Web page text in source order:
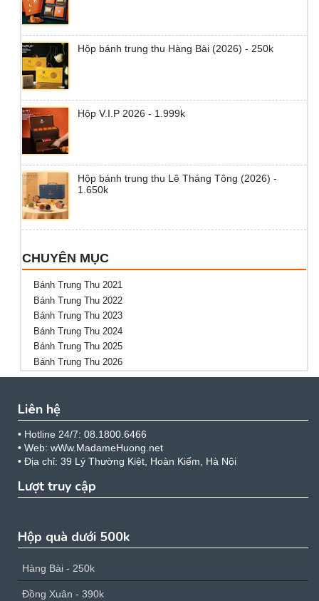
Hộp bánh trung thu Hàng Bài (2026) - 250k
Hộp V.I.P 2026 - 1.999k
Hộp bánh trung thu Lê Tháng Tông (2026) -
1.650k
CHUYÊN MỤC
Bánh Trung Thu 2021
Bánh Trung Thu 2022
Bánh Trung Thu 2023
Bánh Trung Thu 2024
Bánh Trung Thu 2025
Bánh Trung Thu 2026
Liên hệ
• Hotline 24/7: 08.1800.6466
• Web: wWw.MadameHuong.net
• Địa chỉ: 39 Lý Thường Kiệt, Hoàn Kiếm, Hà Nội
Lượt truy cập
Hộp quà dưới 500k
Hàng Bài - 250k
Đồng Xuân - 390k